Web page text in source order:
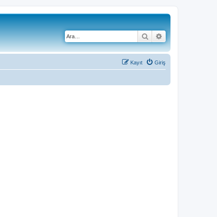
Ara Gelişmiş arama
Giriş
Kayıt